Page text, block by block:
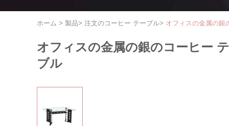
ホーム > 製品> 注文のコーヒー テーブル> オフィスの金属の銀
オフィスの金属の銀のコーヒー
ブル